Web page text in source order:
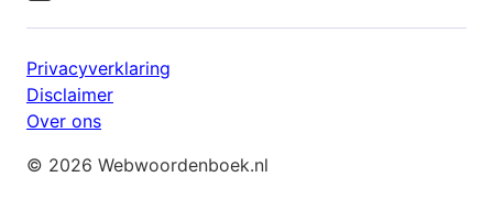
Privacyverklaring
Disclaimer
Over ons
© 2026 Webwoordenboek.nl